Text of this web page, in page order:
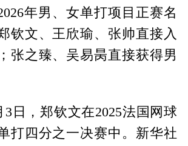
年男、女单打项目正赛名
钦文、王欣瑜、张帅直接入
张之臻、吴易昺直接获得男
3日，郑钦文在2025法国网球
打四分之一决赛中。新华社